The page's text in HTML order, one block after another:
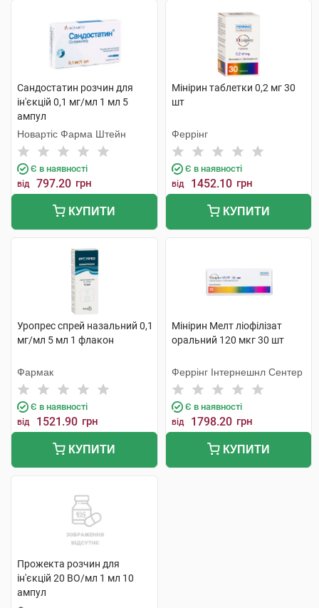
Сандостатин розчин для
ін'єкцій 0,1 мг/мл 1 мл 5
ампул
Новартіс Фарма Штейн
Є в наявності
від 797.20 грн
КУПИТИ
Мінірин таблетки 0,2 мг 30
шт
Феррінг
Є в наявності
від 1452.10 грн
КУПИТИ
Уропрес спрей назальний 0,1
мг/мл 5 мл 1 флакон
Фармак
Є в наявності
від 1521.90 грн
КУПИТИ
Мінірин Мелт ліофілізат
оральний 120 мкг 30 шт
Феррінг Інтернешнл Сентер
Є в наявності
від 1798.20 грн
КУПИТИ
Прожекта розчин для
ін'єкцій 20 ВО/мл 1 мл 10
ампул